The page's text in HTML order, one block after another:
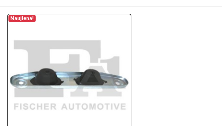
Naujiena!